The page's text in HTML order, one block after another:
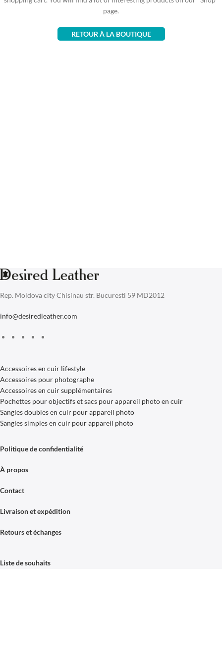
page.
RETOUR À LA BOUTIQUE
Rep. Moldova city Chisinau str. Bucuresti 59 MD2012
info@desiredleather.com
Accessoires en cuir lifestyle
Accessoires pour photographe
Accessoires en cuir supplémentaires
Pochettes pour objectifs et sacs pour appareil photo en cuir
Sangles doubles en cuir pour appareil photo
Sangles simples en cuir pour appareil photo
Politique de confidentialité
À propos
Contact
Livraison et expédition
Retours et échanges
Liste de souhaits